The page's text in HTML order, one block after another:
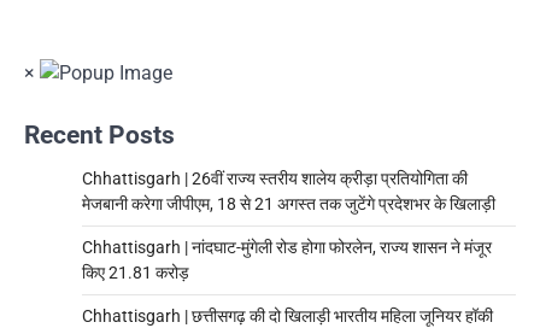
×
Recent Posts
Chhattisgarh | 26वीं राज्य स्तरीय शालेय क्रीड़ा प्रतियोगिता की
मेजबानी करेगा जीपीएम, 18 से 21 अगस्त तक जुटेंगे प्रदेशभर के खिलाड़ी
Chhattisgarh | नांदघाट-मुंगेली रोड होगा फोरलेन, राज्य शासन ने मंजूर
किए 21.81 करोड़
Chhattisgarh | छत्तीसगढ़ की दो खिलाड़ी भारतीय महिला जूनियर हॉकी